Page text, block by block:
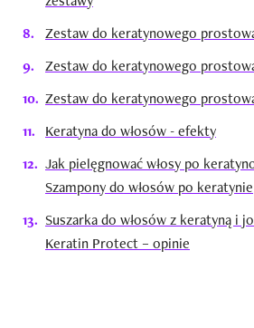
Zestaw do keratynowego
Zestaw do keratynowego
Zestaw do keratynowego
Keratyna do włosów - efekty
Jak pielęgnować włosy po
Szampony do włosów po keratynie
Suszarka do włosów z keratyną i
Keratin Protect – opinie